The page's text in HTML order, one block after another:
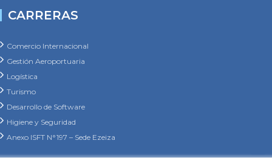
CARRERAS
Comercio Internacional
Gestión Aeroportuaria
Logística
Turismo
Desarrollo de Software
Higiene y Seguridad
Anexo ISFT N°197 – Sede Ezeiza